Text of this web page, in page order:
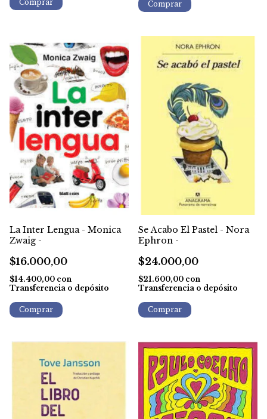
La Inter Lengua - Monica
Zwaig -
$16.000,00
$14.400,00 con
Transferencia o depósito
Se Acabo El Pastel - Nora
Ephron -
$24.000,00
$21.600,00 con
Transferencia o depósito